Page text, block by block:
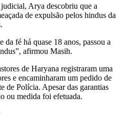
Arya descobriu que a
de expulsão pelos hindus da
da fé há quase 18 anos, passou a
afirmou Masih.
de Haryana registraram uma
e encaminharam um pedido de
de Polícia. Apesar das garantias
ou medida foi efetuada.